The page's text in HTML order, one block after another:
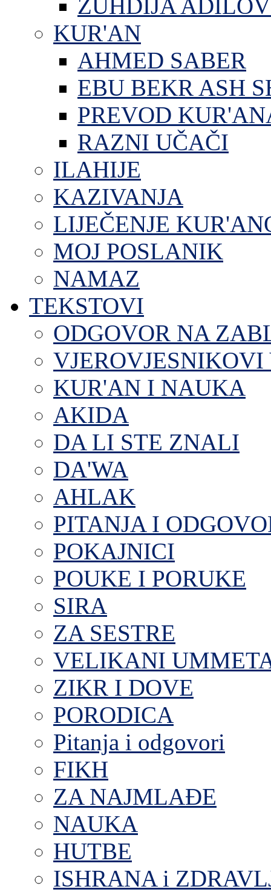
ZUHDIJA
KUR'AN
AHMED SABER
EBU BEKR ASH
PREVOD
RAZNI UČAČI
ILAHIJE
KAZIVANJA
LIJEČENJE
MOJ POSLANIK
NAMAZ
TEKSTOVI
ODGOVOR NA
VJEROVJESNIKOVI
KUR'AN I NAUKA
AKIDA
DA LI STE ZNALI
DA'WA
AHLAK
PITANJA I
POKAJNICI
POUKE I PORUKE
SIRA
ZA SESTRE
VELIKANI
ZIKR I DOVE
PORODICA
Pitanja i odgovori
FIKH
ZA NAJMLAĐE
NAUKA
HUTBE
ISHRANA i